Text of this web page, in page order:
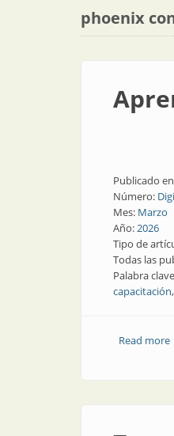
phoenix
Publicado
Número:
Mes: Marzo
Año:2026
Tipo de
Todas las
Palabra
capacitación
Read more